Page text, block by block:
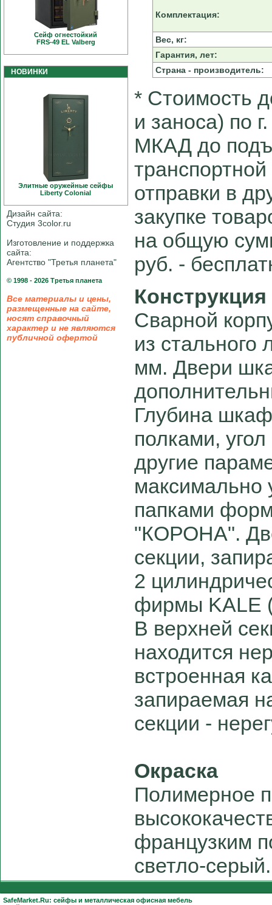
Сейф огнестойкий
FRS-49 EL Valberg
НОВИНКИ
Элитные оружейные сейфы
Liberty Colonial
Дизайн сайта:
Студия 3color.ru
Изготовление и поддержка
сайта:
Агентство "Третья планета"
© 1998 - 2026 Третья планета
Все материалы и цены,
размещенные на сайте,
носят справочный
характер и не являются
публичной офертой
Комплектация:
Вес, кг:
Гарантия, лет:
Страна - производитель:
* Cтоимость
и заноса) по
МКАД до
отправки в
закупке
на общую
руб. -
Конструкция
Сварной
из стального
мм. Двери
Глубина
полками,
другие
максимально
папками
"КОРОНА".
секции,
2
фирмы KALE
В верхней
находится
встроенная
запираемая
секции -
Окраска
Полимерное
французким
светло-серый.
SafeMarket.Ru: сейфы и металлическая офисная мебель